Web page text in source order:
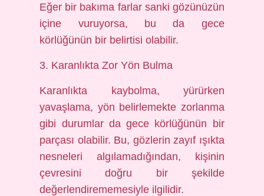
Eğer bir bakıma farlar sanki gözünüzün
içine vuruyorsa, bu da gece
körlüğünün bir belirtisi olabilir.
3. Karanlıkta Zor Yön Bulma
Karanlıkta kaybolma, yürürken
yavaşlama, yön belirlemekte zorlanma
gibi durumlar da gece körlüğünün bir
parçası olabilir. Bu, gözlerin zayıf ışıkta
nesneleri algılamadığından, kişinin
çevresini doğru bir şekilde
değerlendirememesiyle ilgilidir.